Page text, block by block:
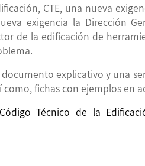
CTE, una nueva
exigencia la Dirección
de la edificación de
explicativo y una
fichas con ejemplos en
Técnico de la